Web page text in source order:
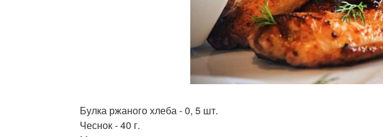
Булка ржаного хлеба - 0, 5 шт.
Чеснок - 40 г.